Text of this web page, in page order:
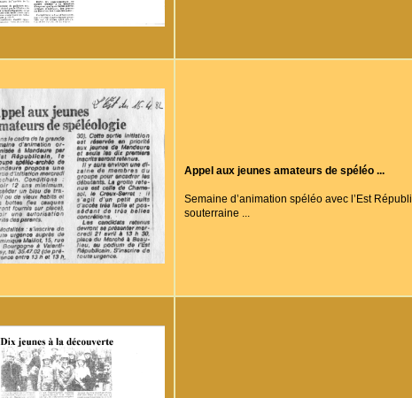
Appel aux jeunes amateurs de spéléo ...
Semaine d’animation spéléo avec l’Est
souterraine ...